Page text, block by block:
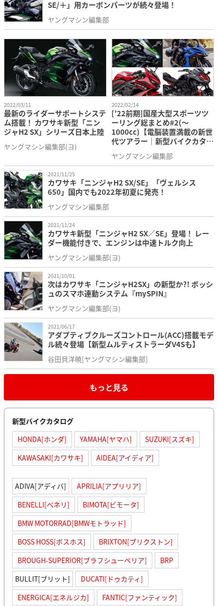
SE/＋」用カーボンパーツが続々登場！
ヤングマシン編集部
2022/03/11
最新のライダーサポートシステ
ム搭載！ カワサキ新型「ニン
ジャH2 SX」シリーズ日本上陸
ヤングマシン編集部(ヨ)
2022/02/14
[’22前期]国産大型スポーツツ
ーリング総まとめ#2(〜
1000cc)【電脳装置満載の新世
代ツアラー｜新型バイクカタロ
ヤングマシン編集部
2021/11/25
カワサキ「ニンジャH2 SX/SE」「ヴェルシス
650」国内でも2022年初夏に発売！
ヤングマシン編集部
2021/11/24
カワサキ新型「ニンジャH2 SX／SE」登場！ レー
ダー機能付きで、エンジンは中速トルク向上
ヤングマシン編集部(ヨ)
2021/10/01
次はカワサキ「ニンジャH2SX」の新型か?! ボッシ
ュのスマホ連動システム『mySPIN』
ヤングマシン編集部(ヨ)
2021/06/17
アダプティブクルーズコントロール(ACC)搭載モデ
ル続々登場【新型ムルティストラーダV4Sも】
谷田貝洋暁[ヤングマシン編集部]
もっと見る
新型バイクカタログ
HONDA[ホンダ]
YAMAHA[ヤマハ]
SUZUKI[スズキ]
KAWASAKI[カワサキ]
AIDEA[アイディア]
ADIVA[アディバ]
APRILIA[アプリリア]
BENELLI[ベネリ]
BIMOTA[ビモータ]
BMW MOTORRAD[BMWモトラッド]
BOSS HOSS[ボスホス]
BRIXTON[ブリクストン]
BROUGH-SUPERIOR[ブラフシューペリア]
BRP
BULLIT[ブリット]
DUCATI[ドゥカティ]
ENERGICA[エネルジカ]
FANTIC[ファンティック]